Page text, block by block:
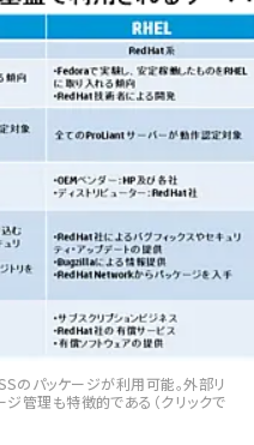
パッケージが利用可能。外部リ
管理も特徴的である（クリックで